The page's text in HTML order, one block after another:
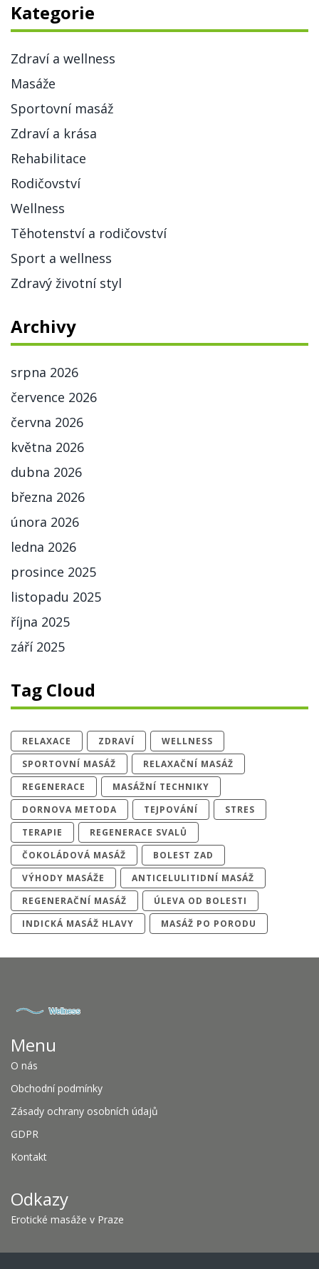
Kategorie
Zdraví a wellness
Masáže
Sportovní masáž
Zdraví a krása
Rehabilitace
Rodičovství
Wellness
Těhotenství a rodičovství
Sport a wellness
Zdravý životní styl
Archivy
srpna 2026
července 2026
června 2026
května 2026
dubna 2026
března 2026
února 2026
ledna 2026
prosince 2025
listopadu 2025
října 2025
září 2025
Tag Cloud
RELAXACE ZDRAVÍ
WELLNESS
SPORTOVNÍ MASÁŽ
RELAXAČNÍ MASÁŽ
REGENERACE
MASÁŽNÍ TECHNIKY
DORNOVA METODA
TEJPOVÁNÍ
STRES
TERAPIE
REGENERACE SVALŮ
ČOKOLÁDOVÁ MASÁŽ
BOLEST ZAD
VÝHODY MASÁŽE
ANTICELULITIDNÍ MASÁŽ
REGENERAČNÍ MASÁŽ
ÚLEVA OD BOLESTI
INDICKÁ MASÁŽ HLAVY
MASÁŽ PO PORODU
Menu
O nás
Obchodní podmínky
Zásady ochrany osobních údajů
GDPR
Kontakt
Odkazy
Erotické masáže v Praze